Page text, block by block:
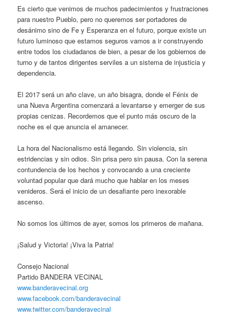
Es cierto que venimos de muchos padecimientos y frustraciones
para nuestro Pueblo, pero no queremos ser portadores de
desánimo sino de Fe y Esperanza en el futuro, porque existe un
futuro luminoso que estamos seguros vamos a ir construyendo
entre todos los ciudadanos de bien, a pesar de los gobiernos de
turno y de tantos dirigentes serviles a un sistema de injusticia y
dependencia.
El 2017 será un año clave, un año bisagra, donde el Fénix de
una Nueva Argentina comenzará a levantarse y emerger de sus
propias cenizas. Recordemos que el punto más oscuro de la
noche es el que anuncia el amanecer.
La hora del Nacionalismo está llegando. Sin violencia, sin
estridencias y sin odios. Sin prisa pero sin pausa. Con la serena
contundencia de los hechos y convocando a una creciente
voluntad popular que dará mucho que hablar en los meses
venideros. Será el inicio de un desafiante pero inexorable
ascenso.
No somos los últimos de ayer, somos los primeros de mañana.
¡Salud y Victoria! ¡Viva la Patria!
Consejo Nacional
Partido BANDERA VECINAL
www.banderavecinal.org
www.facebook.com/banderavecinal
www.twitter.com/banderavecinal